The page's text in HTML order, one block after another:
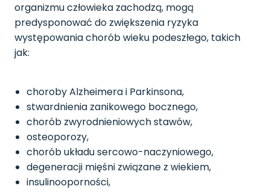
organizmu człowieka zachodzą, mogą
predysponować do zwiększenia ryzyka
występowania chorób wieku podeszłego, takich
jak:
choroby Alzheimera i Parkinsona,
stwardnienia zanikowego bocznego,
chorób zwyrodnieniowych stawów,
osteoporozy,
chorób układu sercowo-naczyniowego,
degeneracji mięśni związane z wiekiem,
insulinooporności,